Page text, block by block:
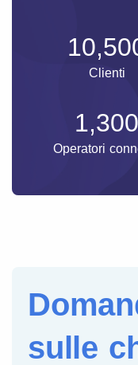
Clienti
1,300
Operatori
sulle